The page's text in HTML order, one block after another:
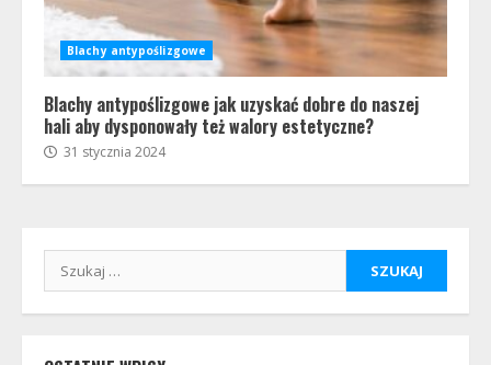
Blachy antypoślizgowe
Blachy antypoślizgowe jak uzyskać dobre do naszej
hali aby dysponowały też walory estetyczne?
31 stycznia 2024
Szukaj: